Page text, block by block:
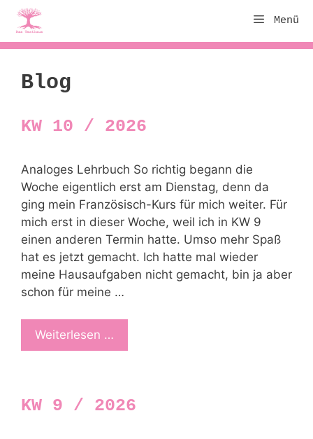
Zum
Inhalt
springen
Menü
Blog
KW 10 / 2026
Analoges Lehrbuch So richtig begann die
Woche eigentlich erst am Dienstag, denn da
ging mein Französisch-Kurs für mich weiter. Für
mich erst in dieser Woche, weil ich in KW 9
einen anderen Termin hatte. Umso mehr Spaß
hat es jetzt gemacht. Ich hatte mal wieder
meine Hausaufgaben nicht gemacht, bin ja aber
schon für meine …
Weiterlesen …
KW 9 / 2026